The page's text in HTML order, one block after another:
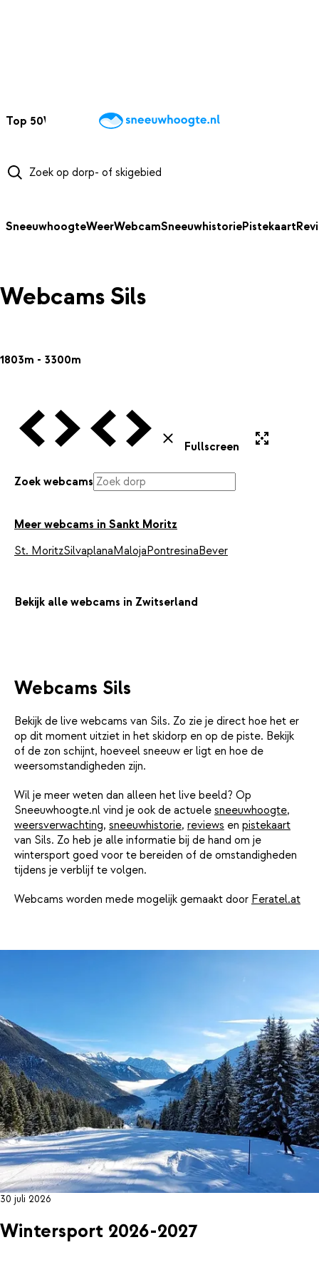
Top 50Webcams WintersportweerKaarten
SneeuwhoogteWeerWebcamSneeuwhistoriePistekaart
Webcams Sils
1803m - 3300m
Vorige Webcam
Volgende Webcam
Vorige Webcam
Volgende Webcam
Sluiten
Fullscreen
Zoek webcams
Meer webcams in Sankt Moritz
St. MoritzSilvaplanaMalojaPontresinaBever
Bekijk alle webcams in Zwitserland
Webcams Sils
Bekijk de live webcams van Sils. Zo zie je direct hoe het er
op dit moment uitziet in het skidorp en op de piste. Bekijk
of de zon schijnt, hoeveel sneeuw er ligt en hoe de
weersomstandigheden zijn.
Wil je meer weten dan alleen het live beeld? Op
Sneeuwhoogte.nl vind je ook de actuele sneeuwhoogte,
weersverwachting, sneeuwhistorie, reviews en pistekaart
van Sils. Zo heb je alle informatie bij de hand om je
wintersport goed voor te bereiden of de omstandigheden
tijdens je verblijf te volgen.
Webcams worden mede mogelijk gemaakt door Feratel.at
30 juli 2026
Wintersport 2026-2027